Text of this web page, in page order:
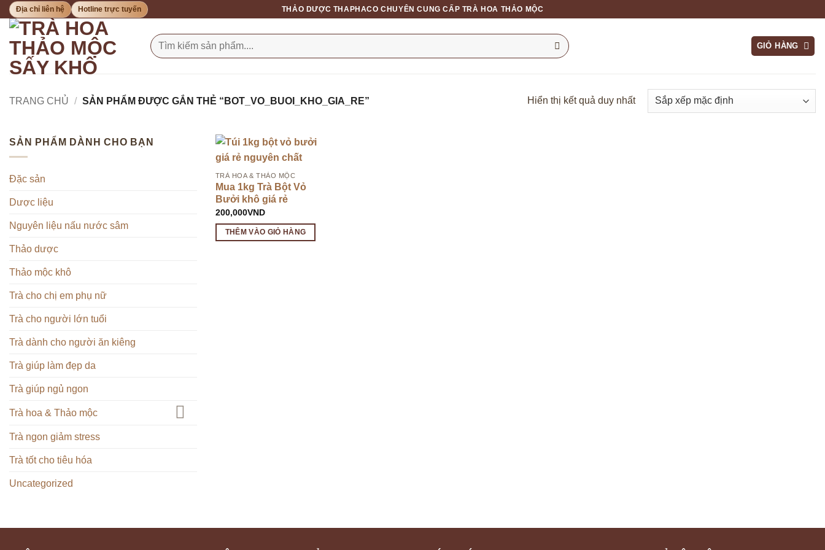
Bỏ
qua
dung
Địa chỉ liên hệ Hotline trực tuyến THẢO DƯỢC THAPHACO CHUYÊN CUNG CẤP TRÀ HOA THẢO MỘC
Tìm
kiếm:
GIỎ HÀNG
TRANG CHỦ / SẢN PHẨM ĐƯỢC GẮN THẺ “BOT_VO_BUOI_KHO_GIA_RE” Hiển thị kết quả duy nhất
SẢN PHẨM DÀNH CHO BẠN
Đặc sản
Dược liệu
Nguyên liệu nấu nước sâm
Thảo dược
Thảo mộc khô
Trà cho chị em phụ nữ
Trà cho người lớn tuổi
Trà dành cho người ăn kiêng
Trà giúp làm đẹp da
Trà giúp ngủ ngon
Trà hoa & Thảo mộc
Trà ngon giảm stress
Trà tốt cho tiêu hóa
Uncategorized
TRÀ HOA & THẢO MỘC
Mua 1kg Trà Bột Vỏ
Bưởi khô giá rẻ
200,000VND
THÊM VÀO GIỎ HÀNG